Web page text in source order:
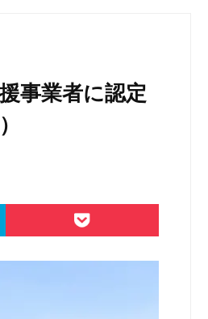
事業者に認定